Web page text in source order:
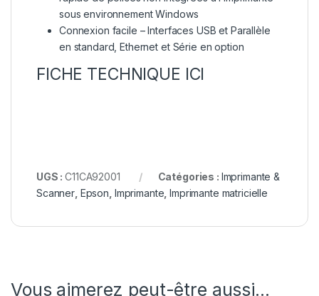
sous environnement Windows
Connexion facile – Interfaces USB et Parallèle
en standard, Ethernet et Série en option
FICHE TECHNIQUE ICI
UGS :C11CA92001 Catégories : Imprimante &
Scanner Epson Imprimante ,Imprimante matricielle
Vous aimerez peut-être aussi…